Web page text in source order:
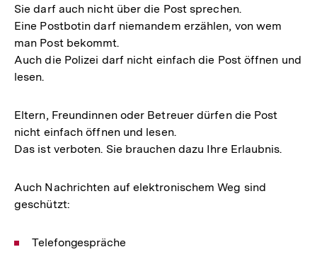
Sie darf auch nicht über die Post sprechen.
Eine Postbotin darf niemandem erzählen, von wem
man Post bekommt.
Auch die Polizei darf nicht einfach die Post öffnen und
lesen.
Eltern, Freundinnen oder Betreuer dürfen die Post
nicht einfach öffnen und lesen.
Das ist verboten. Sie brauchen dazu Ihre Erlaubnis.
Auch Nachrichten auf elektronischem Weg sind
geschützt:
Telefongespräche